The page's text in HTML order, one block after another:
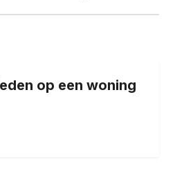
op een woning